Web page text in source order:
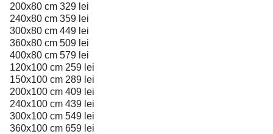
200x80 cm 329 lei
240x80 cm 359 lei
300x80 cm 449 lei
360x80 cm 509 lei
400x80 cm 579 lei
120x100 cm 259 lei
150x100 cm 289 lei
200x100 cm 409 lei
240x100 cm 439 lei
300x100 cm 549 lei
360x100 cm 659 lei